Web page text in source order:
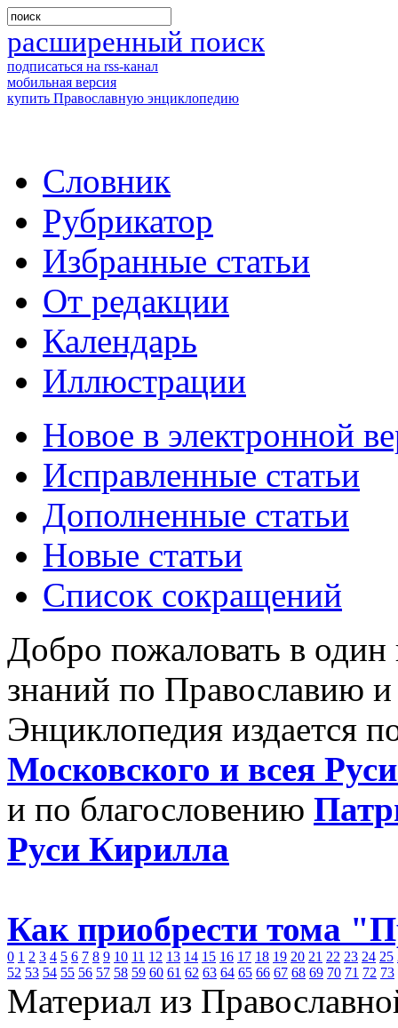
расширенный поиск
подписаться на rss-канал
мобильная версия
купить Православную энциклопедию
Словник
Рубрикатор
Избранные статьи
От редакции
Календарь
Иллюстрации
Новое в электронной
Исправленные статьи
Дополненные статьи
Новые статьи
Список сокращений
Добро пожаловать в
знаний по Православию
Энциклопедия издается
Московского и всея
и по благословению
Руси Кирилла
Как приобрести тома
0 1 2 3 4 5 6 7 8 9 10 11 12 13 14 15 16 17 18 19 20 21 22 23 24 25
52 53 54 55 56 57 58 59 60 61 62 63 64 65 66 67 68 69 70 71 72 73
Материал из